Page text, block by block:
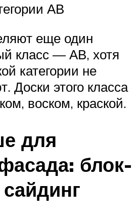
АВ
еще один
класс — АВ, хотя
категории не
Доски этого класса
воском, краской.
для
блок-